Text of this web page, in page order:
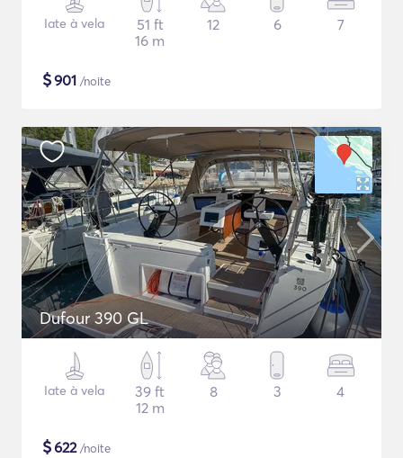
Iate à vela
51 ft
16 m
12 6 7
$901 /noite
Dufour 390 GL
Iate à vela
39 ft
12 m
8 3 4
$622/noite